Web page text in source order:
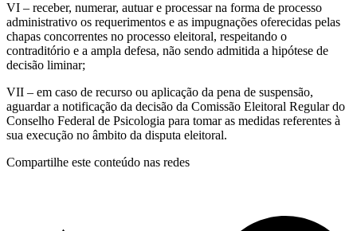
VI – receber, numerar, autuar e processar na forma de processo
administrativo os requerimentos e as impugnações oferecidas pelas
chapas concorrentes no processo eleitoral, respeitando o
contraditório e a ampla defesa, não sendo admitida a hipótese de
decisão liminar;
VII – em caso de recurso ou aplicação da pena de suspensão,
aguardar a notificação da decisão da Comissão Eleitoral Regular do
Conselho Federal de Psicologia para tomar as medidas referentes à
sua execução no âmbito da disputa eleitoral.
Compartilhe este conteúdo nas redes